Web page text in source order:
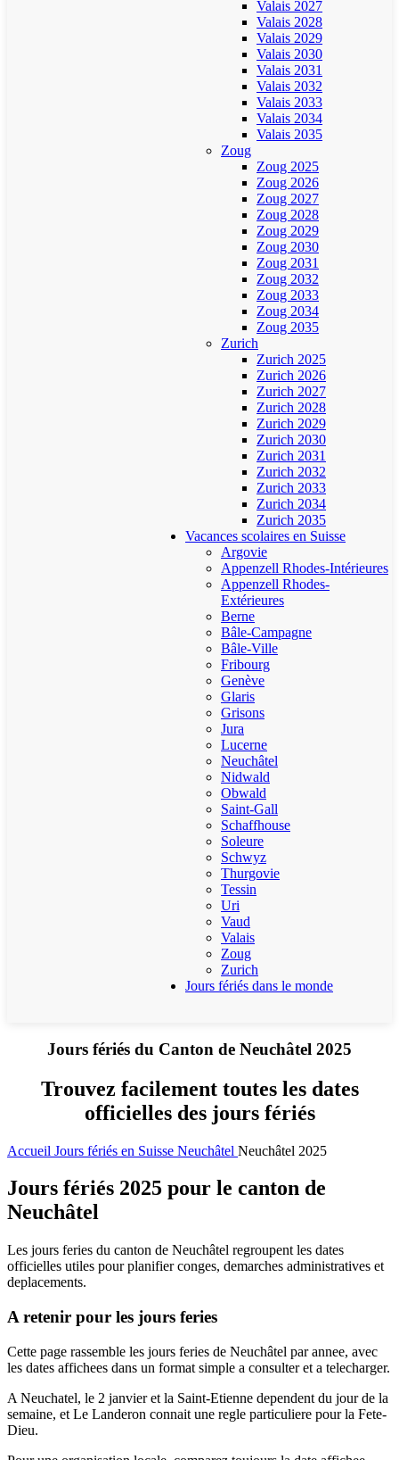
Valais 2027
Valais 2028
Valais 2029
Valais 2030
Valais 2031
Valais 2032
Valais 2033
Valais 2034
Valais 2035
Zoug
Zoug 2025
Zoug 2026
Zoug 2027
Zoug 2028
Zoug 2029
Zoug 2030
Zoug 2031
Zoug 2032
Zoug 2033
Zoug 2034
Zoug 2035
Zurich
Zurich 2025
Zurich 2026
Zurich 2027
Zurich 2028
Zurich 2029
Zurich 2030
Zurich 2031
Zurich 2032
Zurich 2033
Zurich 2034
Zurich 2035
Vacances scolaires en Suisse
Argovie
Appenzell Rhodes-Intérieures
Appenzell Rhodes-
Extérieures
Berne
Bâle-Campagne
Bâle-Ville
Fribourg
Genève
Glaris
Grisons
Jura
Lucerne
Neuchâtel
Nidwald
Obwald
Saint-Gall
Schaffhouse
Soleure
Schwyz
Thurgovie
Tessin
Uri
Vaud
Valais
Zoug
Zurich
Jours fériés dans le monde
Jours fériés du Canton de Neuchâtel 2025
Trouvez facilement toutes les dates
officielles des jours fériés
Accueil Jours fériés en Suisse Neuchâtel Neuchâtel 2025
Jours fériés 2025 pour le canton de
Neuchâtel
Les jours feries du canton de Neuchâtel regroupent les dates
officielles utiles pour planifier conges, demarches administratives et
deplacements.
A retenir pour les jours feries
Cette page rassemble les jours feries de Neuchâtel par annee, avec
les dates affichees dans un format simple a consulter et a telecharger.
A Neuchatel, le 2 janvier et la Saint-Etienne dependent du jour de la
semaine, et Le Landeron connait une regle particuliere pour la Fete-
Dieu.